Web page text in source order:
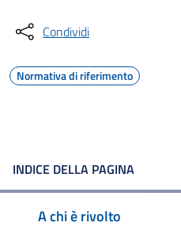
Condividi
Normativa di riferimento
INDICE DELLA PAGINA
A chi è rivolto